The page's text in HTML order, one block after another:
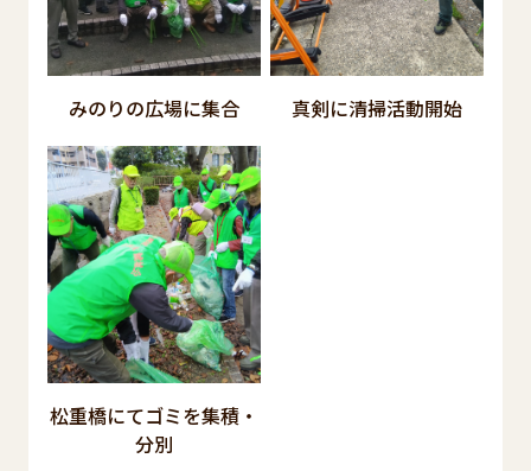
みのりの広場に集合 真剣に清掃活動開始
松重橋にてゴミを集積・
分別